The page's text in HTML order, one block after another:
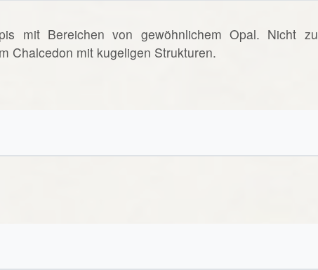
mit Bereichen von gewöhnlichem Opal. Nicht zu
Chalcedon mit kugeligen Strukturen.